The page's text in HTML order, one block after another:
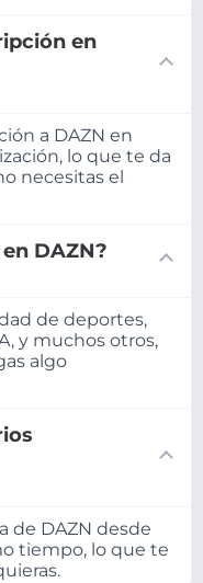
en
a DAZN en
lo que te da
necesitas el
DAZN?
de deportes,
y muchos otros,
algo
de DAZN desde
tiempo, lo que te